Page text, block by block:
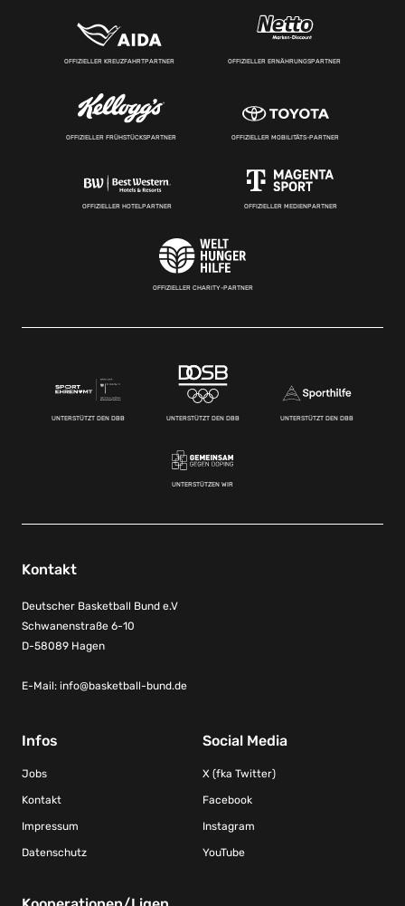
OFFIZIELLER KREUZFAHRTPARTNER OFFIZIELLER ERNÄHRUNGSPARTNER
OFFIZIELLER FRÜHSTÜCKSPARTNER OFFIZIELLER MOBILITÄTS-PARTNER
OFFIZIELLER HOTELPARTNER OFFIZIELLER MEDIENPARTNER
OFFIZIELLER CHARITY-PARTNER
UNTERSTÜTZT DEN DBB UNTERSTÜTZT DEN DBB UNTERSTÜTZT DEN DBB
UNTERSTÜTZEN WIR
Kontakt
Deutscher Basketball Bund e.V
Schwanenstraße 6-10
D-58089 Hagen
E-Mail: info@basketball-bund.de
Infos
Jobs
Kontakt
Impressum
Datenschutz
Social Media
X (fka Twitter)
Facebook
Instagram
YouTube